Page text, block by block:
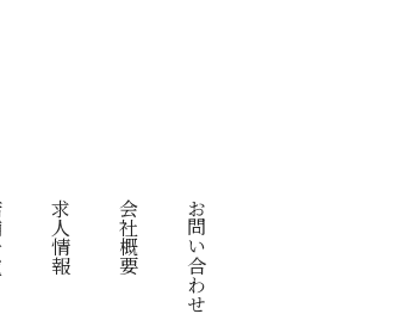
求人情報 会社概要 お問い合わせ